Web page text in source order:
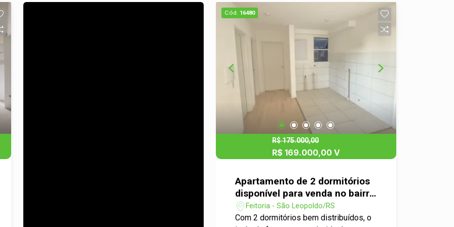
sofisticação e elegância em todos os
ambientes. Por ser semi mobiliado,
oferece ainda mais praticidade para sua
mudança. Localizado em um
condomínio completo, você terá à
disposição uma infraestrutura pensada
para o seu bem estar e lazer: Piscina
para aproveitar os dias de sol
Playground para as crianças Espaço
fitness para manter a rotina saudável
Salão de festas ideal para celebrar
momentos especiais Tudo isso em um
ambiente seguro e organizado, perfeito
Cód. 16480
R$ 175.000,00
R$ 169.000,00 V
Apartamento de 2 dormitórios
disponível para venda no bairro
Feitoria
Feitoria - São Leopoldo/RS
Com 2 dormitórios bem distribuídos, o